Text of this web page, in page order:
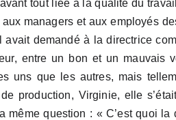
tout liée à la qualité du
managers et aux employés
demandé à la directrice
entre un bon et un mauvais
uns que les autres, mais
production, Virginie, elle
même question : « C’est quoi